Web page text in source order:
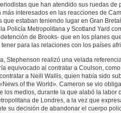
que han atendido sus ruedas de
más interesados en las reacciones de
que estaban teniendo lugar en Gran
Policía Metropolitana y Scotland Yard
de Brooks- que en los planes
para las relaciones con los países
Stephenson realizó una velada
equivocado al contratar a Coulson,
a Neill Wallis, quien había sido
of the World». Cameron se vio
los medios, durante la que alabó la labor
de Londres, a la vez que
su decisión de abandonar el cuerpo